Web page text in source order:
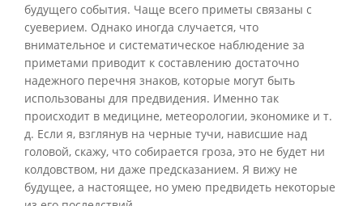
будущего события. Чаще всего приметы связаны с
суеверием. Однако иногда случается, что
внимательное и систематическое наблюдение за
приметами приводит к составлению достаточно
надежного перечня знаков, которые могут быть
использованы для предвидения. Именно так
происходит в медицине, метеорологии, экономике и т.
д. Если я, взглянув на черные тучи, нависшие над
головой, скажу, что собирается гроза, это не будет ни
колдовством, ни даже предсказанием. Я вижу не
будущее, а настоящее, но умею предвидеть некоторые